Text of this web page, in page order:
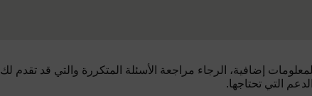
لمعلومات إضافية، الرجاء مراجعة الأسئلة المتكررة والتي قد تقدم لك
الدعم التي تحتاجها.